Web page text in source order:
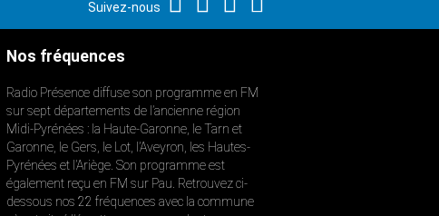
Suivez-nous
Nos fréquences
Radio Présence diffuse son programme en FM
sur sept départements de l’ancienne région
Midi-Pyrénées : la Haute-Garonne, le Tarn et
Garonne, le Gers, le Lot, l’Aveyron, les Hautes-
Pyrénées et l’Ariège. Son programme est
également reçu en FM sur Pau. Retrouvez ci-
dessous nos 22 fréquences avec la commune